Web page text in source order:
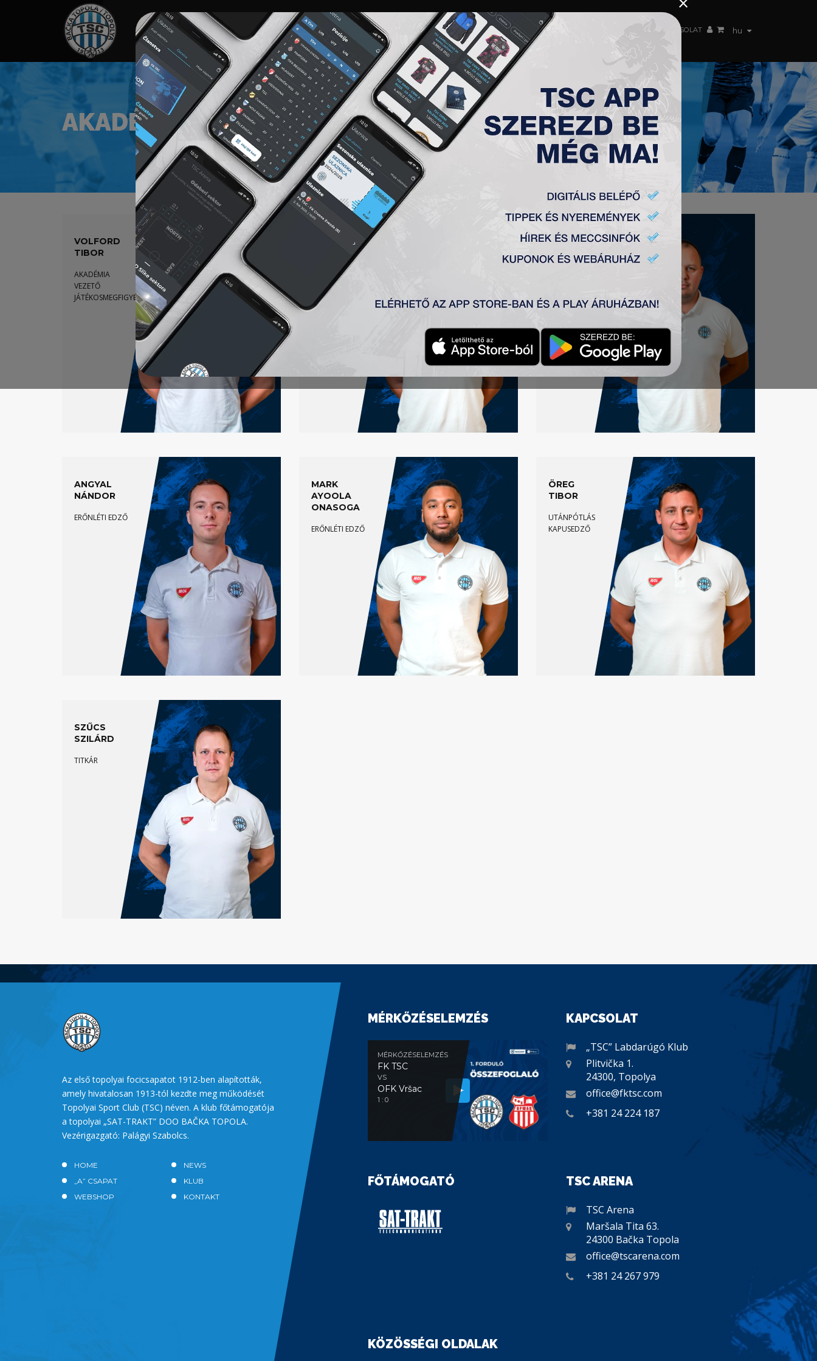
hu
HOME TÁMOGATÓK NEWS GALÉRIA „A” CSAPAT TAGSÁG JEGYEK AKKREDITÁCIÓ KLUB AKADÉMIA NŐI CSAPAT KAPCSOLAT
AKADÉMIA SZAKMAI STÁBJA
VOLFORD
TIBOR
AKADÉMIA
VEZETŐ
JÁTÉKOSMEGFIGYELŐJE
ARISZTID
U16 EDZŐ
DEÁK ELŐD
U15 EDZŐ
ANGYAL
NÁNDOR
ERŐNLÉTI EDZŐ
MARK
AYOOLA
ONASOGA
ERŐNLÉTI EDZŐ
ÖREG
TIBOR
UTÁNPÓTLÁS
KAPUSEDZŐ
SZŰCS
SZILÁRD
TITKÁR
Az első topolyai focicsapatot 1912-ben alapították,
amely hivatalosan 1913-tól kezdte meg működését
Topolyai Sport Club (TSC) néven. A klub főtámogatója
a topolyai „SAT-TRAKT” DOO BAČKA TOPOLA.
Vezérigazgató: Palágyi Szabolcs.
HOME
NEWS
„A” CSAPAT
KLUB
WEBSHOP
KONTAKT
MÉRKŐZÉSELEMZÉS
MÉRKŐZÉSELEMZÉS
FK TSC
VS
OFK Vršac
1 : 0
KAPCSOLAT
„TSC” Labdarúgó Klub
Plitvička 1.
24300, Topolya
office@fktsc.com
+381 24 224 187
FŐTÁMOGATÓ TSC ARENA
TSC Arena
Maršala Tita 63.
24300 Bačka Topola
office@tscarena.com
+381 24 267 979
KÖZÖSSÉGI OLDALAK